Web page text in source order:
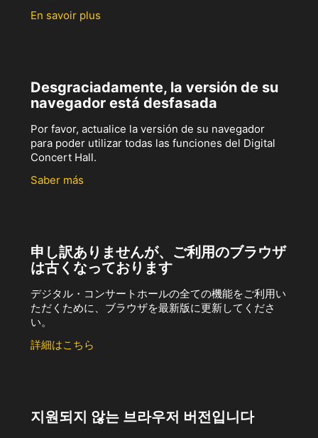
En savoir plus
Desgraciadamente, la versión de su
navegador está desfasada
Por favor, actualice la versión de su navegador
para poder utilizar todas las funciones del Digital
Concert Hall.
Saber más
申し訳ありませんが、ご利用のブラウザ
は古くなっております
デジタル・コンサートホールの全ての機能をご利用い
ただくために、ブラウザを最新版に更新してくださ
い。
詳細はこちら
지원되지 않는 브라우저 버전입니다